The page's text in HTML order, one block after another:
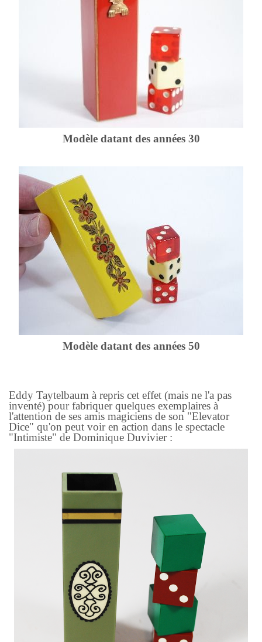
Modèle datant des années 30
Modèle datant des années 50
Eddy Taytelbaum à repris cet effet (mais ne l'a pas
inventé) pour fabriquer quelques exemplaires à
l'attention de ses amis magiciens de son "Elevator
Dice" qu'on peut voir en action dans le spectacle
"Intimiste" de Dominique Duvivier :